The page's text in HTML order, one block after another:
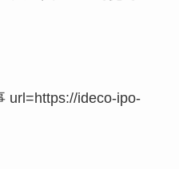
url=https://ideco-ipo-